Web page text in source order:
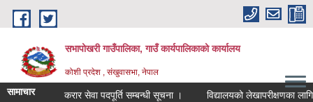
Skip to main content
सभापोखरी गाउँपालिका, गाउँ कार्यपालिकाको कार्यालय
कोशी प्रदेश , संखुवासभा, नेपाल
सामाचार करार सेवा पदपूर्ति सम्बन्धी सूचना ।